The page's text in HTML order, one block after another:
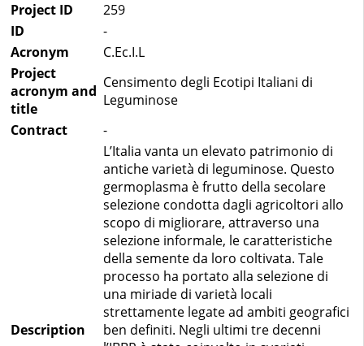
Project ID
259
ID
-
Acronym
C.Ec.I.L
Project
acronym and
title
Censimento degli Ecotipi Italiani di
Leguminose
Contract
-
Description
L’Italia vanta un elevato patrimonio di
antiche varietà di leguminose. Questo
germoplasma è frutto della secolare
selezione condotta dagli agricoltori allo
scopo di migliorare, attraverso una
selezione informale, le caratteristiche
della semente da loro coltivata. Tale
processo ha portato alla selezione di
una miriade di varietà locali
strettamente legate ad ambiti geografici
ben definiti. Negli ultimi tre decenni